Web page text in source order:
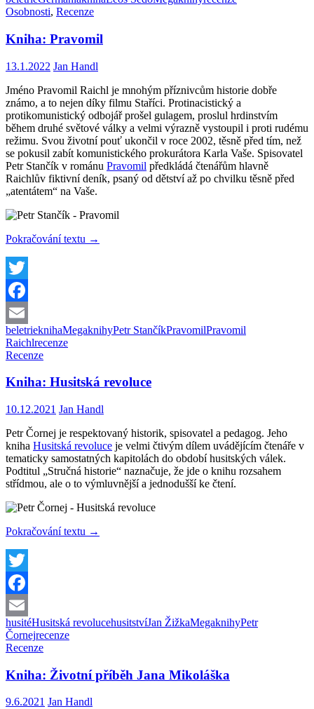
Email
Osobnosti, Recenze
Kniha: Pravomil
13.1.2022 Jan Handl
Jméno Pravomil Raichl je mnohým příznivcům historie dobře
známo, a to nejen díky filmu Staříci. Protinacistický a
protikomunistický odbojář prošel gulagem, proslul hrdinstvím
během druhé světové války a velmi výrazně vystoupil i proti rudému
režimu. Svou životní pouť ukončil v roce 2002, těsně před tím, než
se pokusil zabít komunistického prokurátora Karla Vaše. Spisovatel
Petr Stančík v románu Pravomil předkládá čtenářům hlavně
Raichlův fiktivní deník, psaný od dětství až po chvilku těsně před
„atentátem“ na Vaše.
Pokračování textu Kniha:
→
Twitter
Facebook
Email
beletrieknihaMegaknihyPetr StančíkPravomilPravomil
Raichlrecenze
Recenze
Kniha: Husitská revoluce
10.12.2021 Jan Handl
Petr Čornej je respektovaný historik, spisovatel a pedagog. Jeho
kniha Husitská revoluce je velmi čtivým dílem uvádějícím čtenáře v
tematicky samostatných kapitolách do období husitských válek.
Podtitul „Stručná historie“ naznačuje, že jde o knihu rozsahem
střídmou, ale o to výmluvnější a jednodušší ke čtení.
Pokračování textu Kniha:
→
Twitter
Facebook
Email
husitéHusitská revolucehusitstvíJan ŽižkaMegaknihyPetr
Čornejrecenze
Recenze
Kniha: Životní příběh Jana Mikoláška
9.6.2021 Jan Handl